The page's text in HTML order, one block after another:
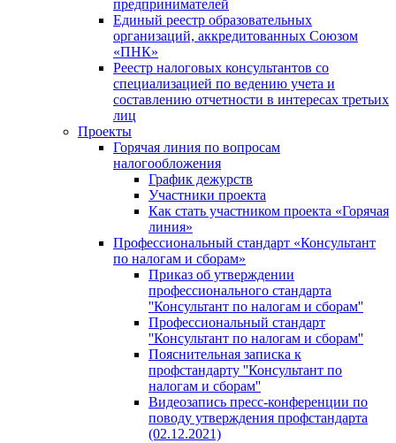
предпринимателей
Единый реестр образовательных
организаций, аккредитованных Союзом
«ПНК»
Реестр налоговых консультантов со
специализацией по ведению учета и
составлению отчетности в интересах третьих
лиц
Проекты
Горячая линия по вопросам
налогообложения
График дежурств
Участники проекта
Как стать участником проекта «Горячая
линия»
Профессиональный стандарт «Консультант
по налогам и сборам»
Приказ об утверждении
профессионального стандарта
''Консультант по налогам и сборам''
Профессиональный стандарт
''Консультант по налогам и сборам''
Пояснительная записка к
профстандарту ''Консультант по
налогам и сборам''
Видеозапись пресс-конференции по
поводу утверждения профстандарта
(02.12.2021)